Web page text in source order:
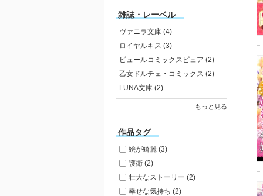
雑誌・レーベル
ヴァニラ文庫 (4)
ロイヤルキス (3)
ピュールコミックスピュア (2)
乙女ドルチェ・コミックス (2)
LUNA文庫 (2)
もっと見る
作品タグ
絵が綺麗 (3)
護衛 (2)
壮大なストーリー (2)
幸せな気持ち (2)